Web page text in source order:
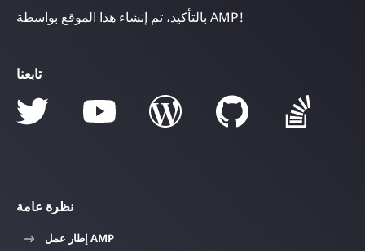
بالتأكيد، تم إنشاء هذا الموقع بواسطة AMP!
تابعنا
نظرة عامة
إطار عمل AMP